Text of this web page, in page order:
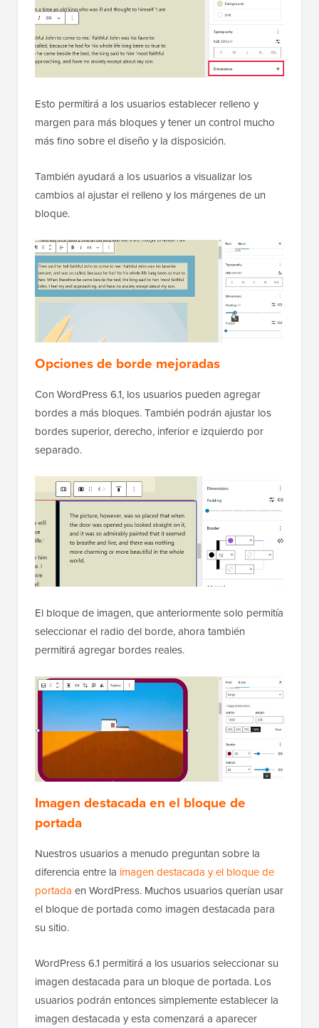
Esto permitirá a los usuarios establecer relleno y
margen para más bloques y tener un control mucho
más fino sobre el diseño y la disposición.
También ayudará a los usuarios a visualizar los
cambios al ajustar el relleno y los márgenes de un
bloque.
Opciones de borde mejoradas
Con WordPress 6.1, los usuarios pueden agregar
bordes a más bloques. También podrán ajustar los
bordes superior, derecho, inferior e izquierdo por
separado.
El bloque de imagen, que anteriormente solo permitía
seleccionar el radio del borde, ahora también
permitirá agregar bordes reales.
Imagen destacada en el bloque de
portada
Nuestros usuarios a menudo preguntan sobre la
diferencia entre la imagen destacada y el bloque de
portada en WordPress. Muchos usuarios querían usar
el bloque de portada como imagen destacada para
su sitio.
WordPress 6.1 permitirá a los usuarios seleccionar su
imagen destacada para un bloque de portada. Los
usuarios podrán entonces simplemente establecer la
imagen destacada y esta comenzará a aparecer